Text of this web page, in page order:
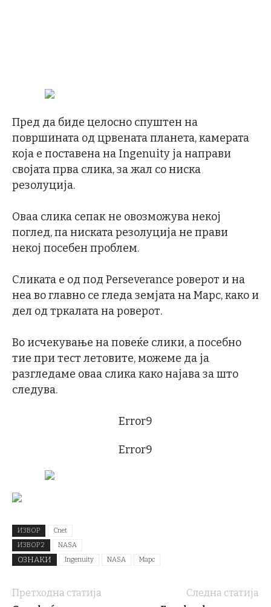
Пред да биде целосно спуштен на
површината од црвената планета, камерата
која е поставена на Ingenuity ја направи
својата прва слика, за жал со ниска
резолуција.
Оваа слика сепак не овозможува некој
поглед, па ниската резолуција не прави
некој посебен проблем.
Сликата е од под Perseverance роверот и на
неа во главно се гледа земјата на Марс, како и
дел од тркалата на роверот.
Во исчекување на повеќе слики, а посебно
тие при тест летовите, можеме да ја
разгледаме оваа слика како најава за што
следува.
Error9
Error9
ИЗВОР
Cnet
ИЗВОР 2
NASA
ОЗНАКИ Ingenuity NASA Марс
Претходна статија
Следна статија